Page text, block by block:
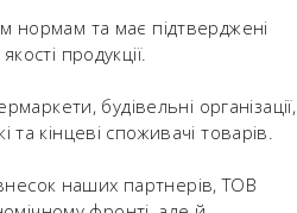
нормам та має підтверджені
продукції.
будівельні організації,
та кінцеві споживачі товарів.
наших партнерів, ТОВ